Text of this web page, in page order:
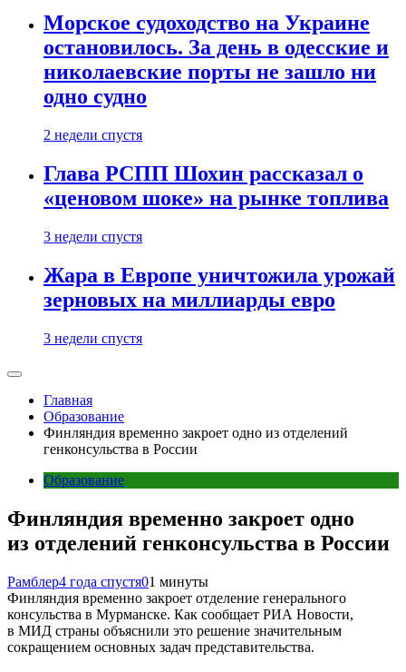
Морское судоходство на Украине
остановилось. За день в одесские и
николаевские порты не зашло ни
одно судно
2 недели спустя
Глава РСПП Шохин рассказал о
«ценовом шоке» на рынке топлива
3 недели спустя
Жара в Европе уничтожила урожай
зерновых на миллиарды евро
3 недели спустя
Главная
Образование
Финляндия временно закроет одно из отделений
генконсульства в России
Образование
Финляндия временно закроет одно
из отделений генконсульства в России
Рамблер4 года спустя01 минуты
Финляндия временно закроет отделение генерального
консульства в Мурманске. Как сообщает РИА Новости,
в МИД страны объяснили это решение значительным
сокращением основных задач представительства.